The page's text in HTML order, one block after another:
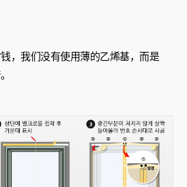
，我们没有使用薄的乙烯基，而是